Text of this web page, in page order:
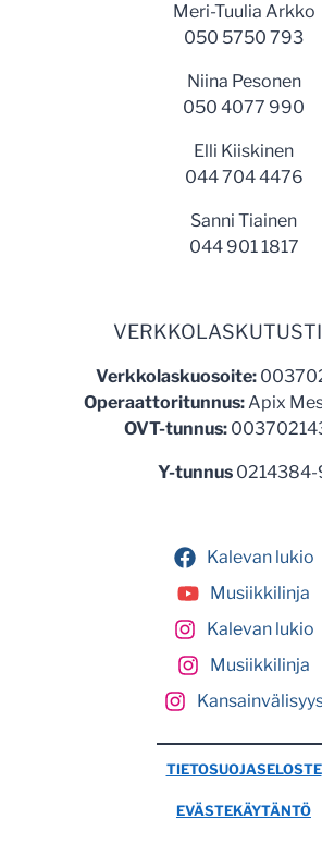
Meri-Tuulia Arkko
050 5750 793
Niina Pesonen
050 4077 990
Elli Kiiskinen
044 704 4476
Sanni Tiainen
044 901 1817
Verkkolaskuosoite:
Operaattoritunnus:Apix
OVT-tunnus:
Y-tunnus 0214384-
Kalevan lukio
Musiikkilinja
Kalevan lukio
Musiikkilinja
TIETOSUOJASELOSTE
EVÄSTEKÄYTÄNTÖ